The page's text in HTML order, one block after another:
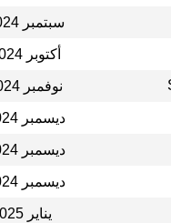
28 سبتمبر 2024
28 أكتوبر 2024
17 نوفمبر 2024
24 ديسمبر 2024
25 ديسمبر 2024
26 ديسمبر 2024
1 يناير 2025